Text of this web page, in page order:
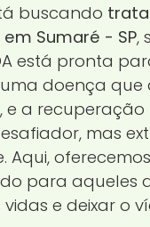
buscando
Sumaré - SP,
está pronta
doença que
e a
mas
Aqui,
para aqueles
e deixar o